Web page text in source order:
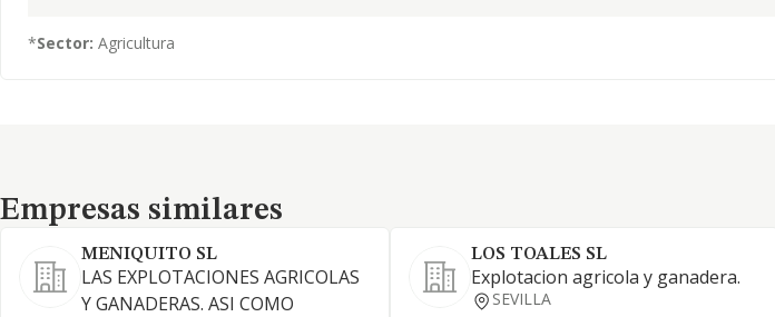
*Sector: Agricultura
Empresas similares
Empresas similares
MENIQUITO SL
LAS EXPLOTACIONES AGRICOLAS
Y GANADERAS. ASI COMO
LOS TOALES SL
Explotacion agricola y ganadera.
SEVILLA